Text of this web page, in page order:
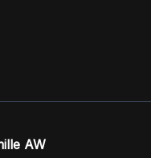
AW